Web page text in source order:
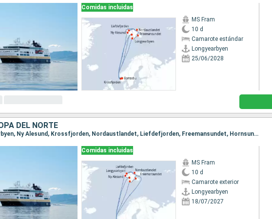
Comidas incluidas
MS Fram
10 d
Camarote estándar
Longyearbyen
25/06/2028
DEL NORTE
Itinerario : Longyearbyen, Ny Alesund, Krossfjorden, Nordaustlandet, Liefdefjorden, Freemansundet, Hornsund, Bamsebu, Longyearbyen
Comidas incluidas
MS Fram
10 d
Camarote exterior
Longyearbyen
18/07/2027